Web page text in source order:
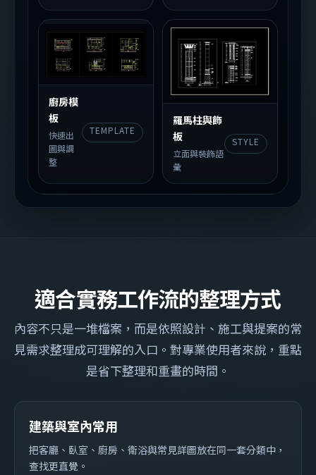
廚房模
板
快速出
圖與調
整
TEMPLATE
羅馬柱與飾
板
立面與裝飾語
彙
STYLE
適合實務工作流的整理方式
內容不只是一堆檔案，而是依照設計、施工與提案的常
見需求整理成可理解的入口。對專業使用者來說，重點
是省下整理和重畫的時間。
建築與室內常用
把客廳、臥室、廚房、衛浴與常見詳圖放在同一套分類中，
查找更直覺。